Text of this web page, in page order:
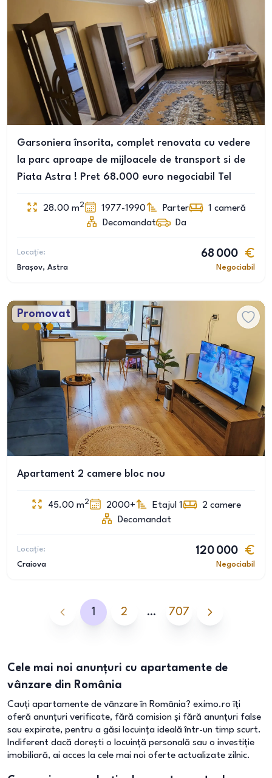
Garsoniera însorita, complet renovata cu vedere
la parc aproape de mijloacele de transport si de
Piata Astra ! Pret 68.000 euro negociabil Tel
28.00 m2 1977-1990 Parter 1 cameră
Decomandat
Da
Locație:
Brașov, Astra
68 000
Negociabil
Promovat
Apartament 2 camere bloc nou
45.00 m2 2000+ Etajul 1 2 camere
Decomandat
Locație:
Craiova
120 000
Negociabil
1 2 … 707
Cele mai noi anunțuri cu apartamente de
vânzare din România
Cauți apartamente de vânzare în România? eximo.ro îți
oferă anunțuri verificate, fără comision și fără anunțuri false
sau expirate, pentru a găsi locuința ideală într-un timp scurt.
Indiferent dacă dorești o locuință personală sau o investiție
imobiliară, ai acces la cele mai noi oferte actualizate zilnic.